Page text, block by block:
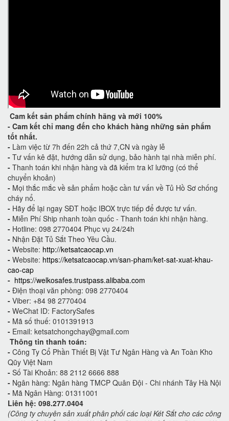
Cam kết sản phẩm chính hãng và mới 100%
- Cam kết chỉ mang đến cho khách hàng những sản phẩm
tốt nhất.
- Làm việc từ 7h đến 22h cả thứ 7,CN và ngày lễ
- Tư vấn kê đặt, hướng dẫn sử dụng, bảo hành tại nhà miễn phí.
- Thanh toán khi nhận hàng và đã kiểm tra kĩ lưỡng (có thể
chuyển khoản)
- Mọi thắc mắc về sản phẩm hoặc cần tư vấn về Tủ Hồ Sơ chống
cháy nổ.
- Hãy để lại ngay SĐT hoặc IBOX trực tiếp để được tư vấn.
- Miễn Phí Ship nhanh toàn quốc - Thanh toán khi nhận hàng.
- Hotline: 098 2770404 Phục vụ 24/24h
- Nhận Đặt Tủ Sắt Theo Yêu Cầu.
- Website: http://ketsatcaocap.vn
- Website: https://ketsatcaocap.vn/san-pham/ket-sat-xuat-khau-
cao-cap
- https://welkosafes.trustpass.alibaba.com
- Điện thoại văn phòng: 098 2770404
- Viber: +84 98 2770404
- WeChat ID: FactorySafes
- Mã số thuế: 0101391913
- Email: ketsatchongchay@gmail.com
Thông tin thanh toán:
- Công Ty Cổ Phần Thiết Bị Vật Tư Ngân Hàng và An Toàn Kho
Qũy Việt Nam
- Số Tài Khoản: 88 2112 6666 888
- Ngân hàng: Ngân hàng TMCP Quân Đội - Chi nhánh Tây Hà Nội
- Mã Ngân Hàng: 01311001
Liên hệ: 098.277.0404
(Công ty chuyên sản xuất phân phối các loại Két Sắt cho các công